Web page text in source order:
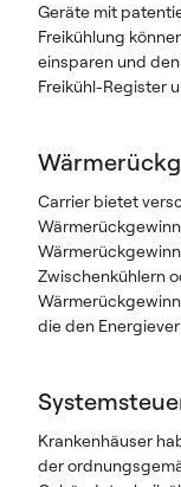
Geräte mit
Freikühlung
einsparen und
Freikühl-Register
Carrier bietet
Zwischenkühlern
die den
Krankenhäuser
der